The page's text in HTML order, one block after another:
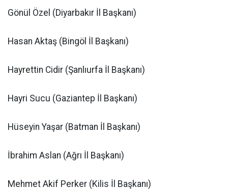
Gönül Özel (Diyarbakır İl Başkanı)
Hasan Aktaş (Bingöl İl Başkanı)
Hayrettin Cidir (Şanlıurfa İl Başkanı)
Hayri Sucu (Gaziantep İl Başkanı)
Hüseyin Yaşar (Batman İl Başkanı)
İbrahim Aslan (Ağrı İl Başkanı)
Mehmet Akif Perker (Kilis İl Başkanı)